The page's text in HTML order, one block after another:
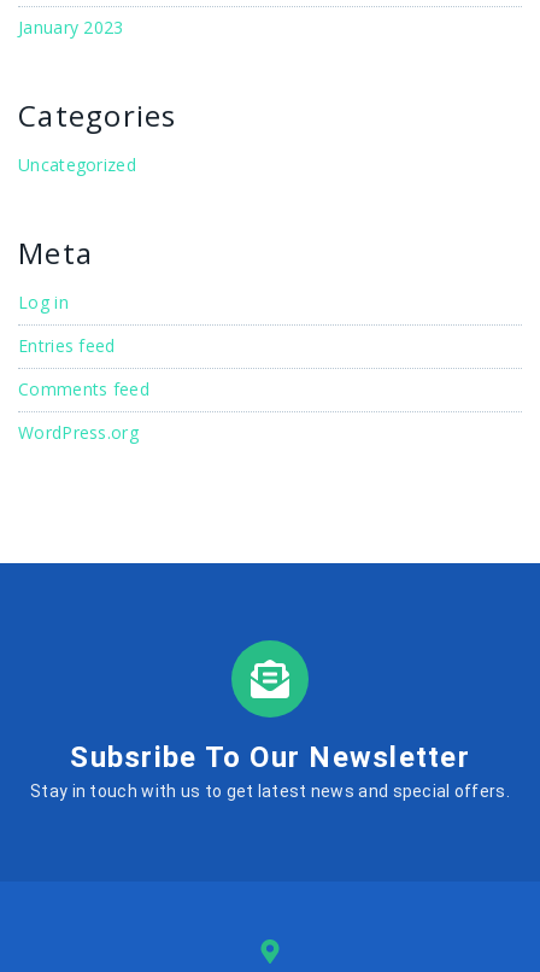
January 2023
Categories
Uncategorized
Meta
Log in
Entries feed
Comments feed
WordPress.org
Subsribe To Our Newsletter
Stay in touch with us to get latest news and special offers.